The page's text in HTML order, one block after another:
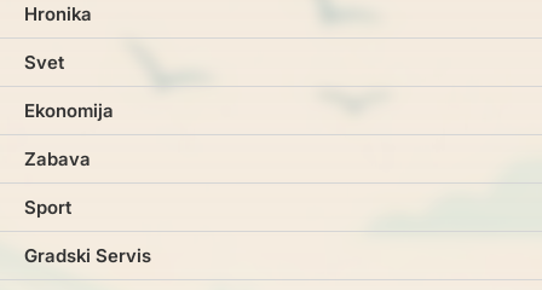
Hronika
Svet
Ekonomija
Zabava
Sport
Gradski Servis